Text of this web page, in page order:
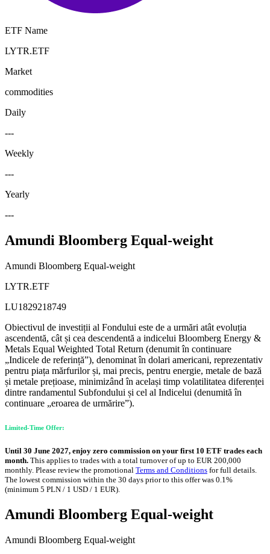
ETF Name
LYTR.ETF
Market
commodities
Daily
---
Weekly
---
Yearly
---
Amundi Bloomberg Equal-weight
Amundi Bloomberg Equal-weight
LYTR.ETF
LU1829218749
Obiectivul de investiții al Fondului este de a urmări atât evoluția
ascendentă, cât și cea descendentă a indicelui Bloomberg Energy &
Metals Equal Weighted Total Return (denumit în continuare
„Indicele de referință”), denominat în dolari americani, reprezentativ
pentru piața mărfurilor și, mai precis, pentru energie, metale de bază
și metale prețioase, minimizând în același timp volatilitatea diferenței
dintre randamentul Subfondului și cel al Indicelui (denumită în
continuare „eroarea de urmărire”).
Limited-Time Offer:
Until 30 June 2027, enjoy zero commission on your first 10 ETF trades each
month. This applies to trades with a total turnover of up to EUR 200,000
monthly. Please review the promotional Terms and Conditions for full details.
The lowest commission within the 30 days prior to this offer was 0.1%
(minimum 5 PLN / 1 USD / 1 EUR).
Amundi Bloomberg Equal-weight
Amundi Bloomberg Equal-weight